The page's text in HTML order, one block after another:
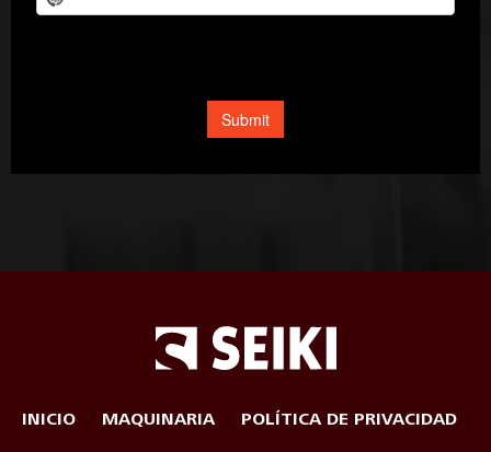
INICIO MAQUINARIA POLÍTICA DE PRIVACIDAD